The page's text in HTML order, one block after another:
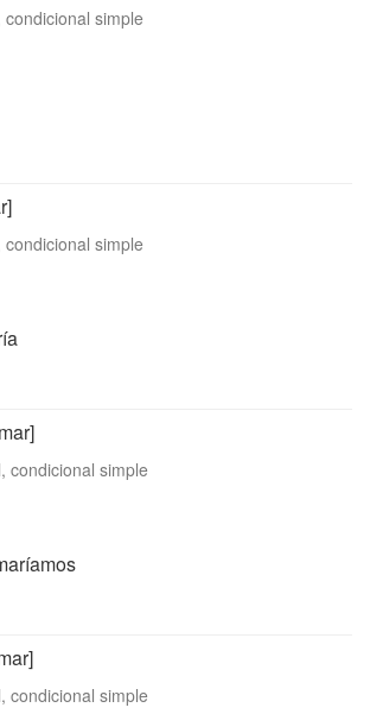
simple
simple
condicional simple
condicional simple